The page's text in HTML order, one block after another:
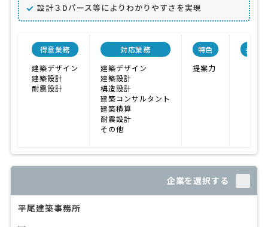
設計３Dパース等によりわかりやすさを実現
得意業務
建築デザイン
建築設計
耐震設計
対応業務
建築デザイン
建築設計
構造設計
建築コンサルタント
建築積算
耐震設計
その他
特色
提案力
会社
企業を選択する
平尾建築事務所